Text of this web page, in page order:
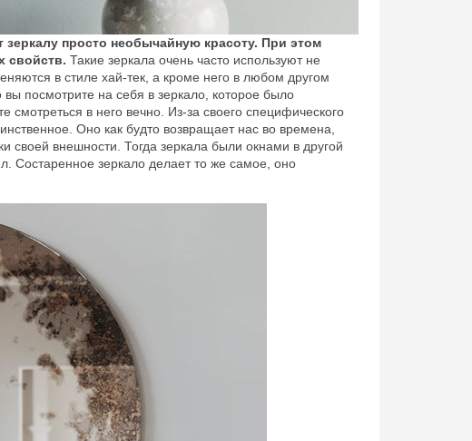
просто необычайную красоту. При этом
свойств. Такие зеркала очень часто используют не
в стиле хай-тек, а кроме него в любом другом
вы посмотрите на себя в зеркало, которое было
смотреться в него вечно. Из-за своего специфического
Оно как будто возвращает нас во времена,
своей внешности. Тогда зеркала были окнами в другой
Состаренное зеркало делает то же самое, оно